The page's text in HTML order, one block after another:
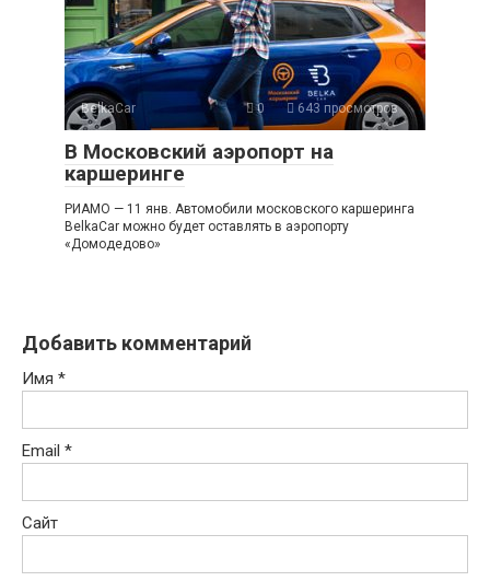
BelkaCar 0 643 просмотров
В Московский аэропорт на
каршеринге
РИАМО — 11 янв. Автомобили московского каршеринга
BelkaCar можно будет оставлять в аэропорту
«Домодедово»
Добавить комментарий
Имя *
Email *
Сайт